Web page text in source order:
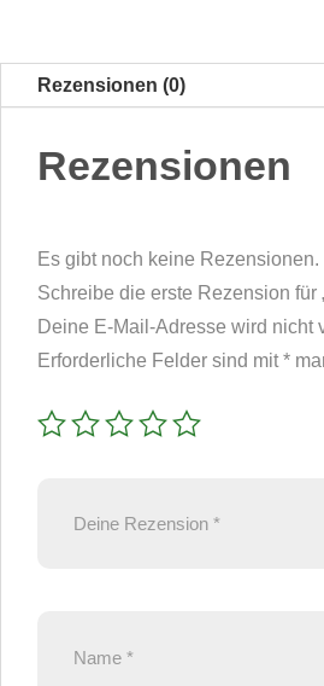
Rezensionen (0)
Rezensionen
Es gibt noch keine Rezensionen.
Schreibe die erste Rezension für
Deine E-Mail-Adresse wird nicht
Erforderliche Felder sind mit*